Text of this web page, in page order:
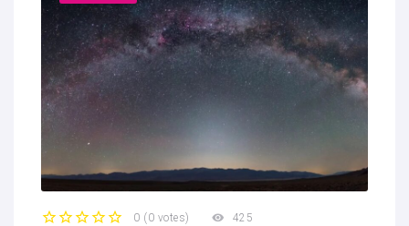
0 ( 0 votes) 425